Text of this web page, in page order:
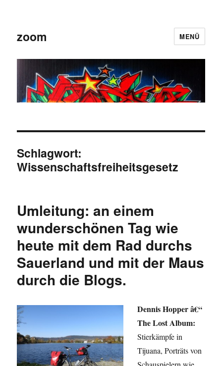
zoom MENÜ
Schlagwort:
Wissenschaftsfreiheitsgesetz
Umleitung: an einem
wunderschönen Tag wie
heute mit dem Rad durchs
Sauerland und mit der Maus
durch die Blogs.
Dennis Hopper â€“
The Lost Album:
Stierkämpfe in
Tijuana, Porträts von